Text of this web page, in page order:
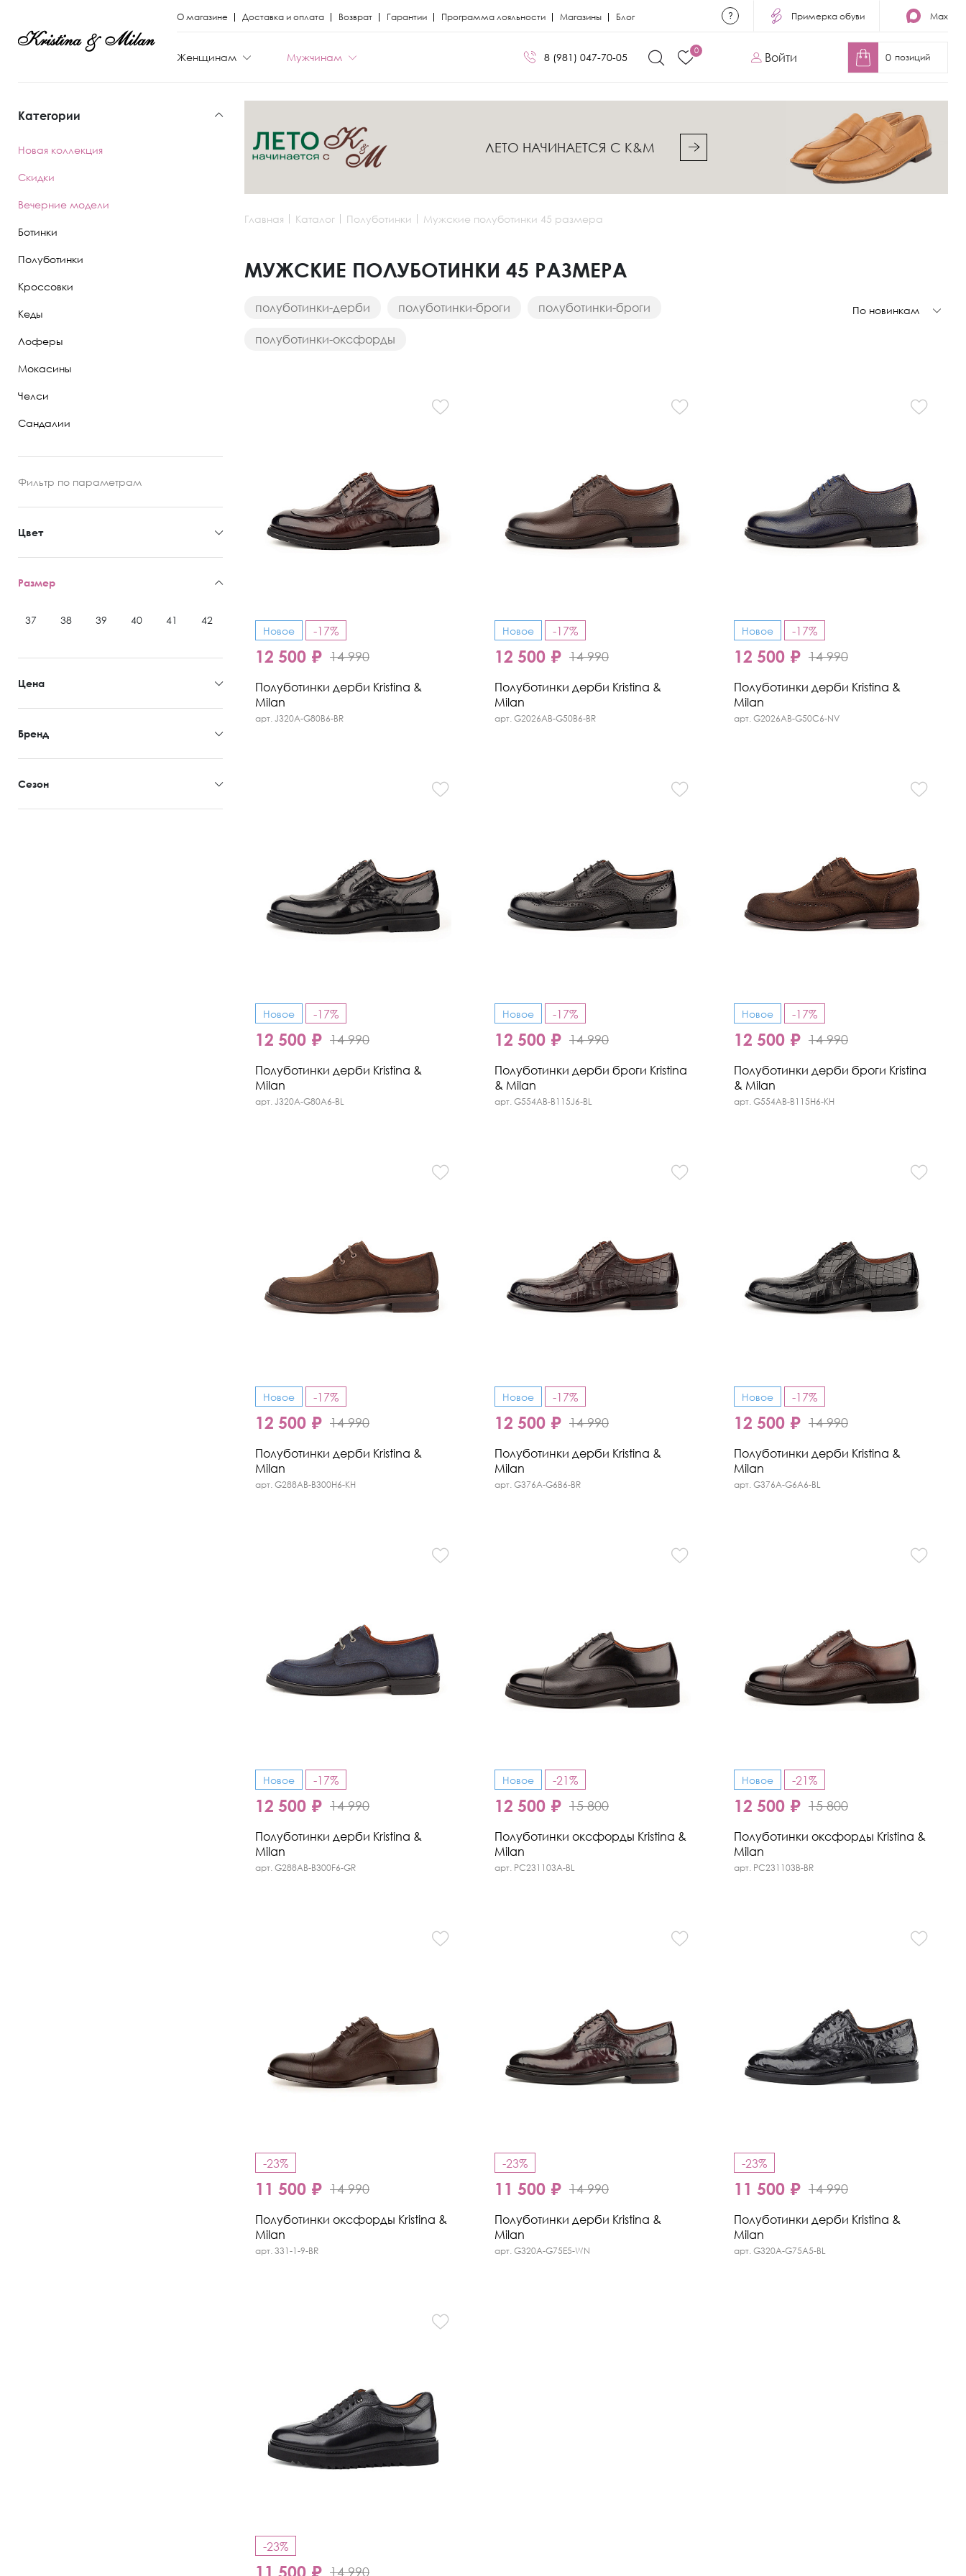
О магазине Доставка и оплата Возврат Гарантии Программа лояльности Магазины Блог Примерка обуви Max
Женщинам
Новая коллекция Ботфорты
Лоферы
Полусапоги
Kristina Milan
Мужчинам
Новая коллекция Кеды
Лоферы
Kristina Milan
8 (981) 047-70-05
0
Войти 0 позиций
Категории
Новая коллекция
Скидки
Вечерние модели
Ботинки
Полуботинки
Кроссовки
Кеды
Лоферы
Мокасины
Челси
Сандалии
Фильтр по параметрам
Цвет
Размер
37 38 39 40 41 42 44 45
Цена
Бренд
Сезон
ЛЕТО НАЧИНАЕТСЯ С K&M
Главная Каталог Полуботинки Мужские полуботинки 45 размера
МУЖСКИЕ ПОЛУБОТИНКИ 45 РАЗМЕРА
полуботинки-дерби полуботинки-броги полуботинки-броги
полуботинки-оксфорды
По новинкам
Новое -17%
12 500 ₽ 14 990
Полуботинки дерби Kristina &
Milan
арт. J320A-G80B6-BR
Новое -17%
12 500 ₽ 14 990
Полуботинки дерби Kristina &
Milan
арт. G2026AB-G50B6-BR
Новое -17%
12 500 ₽ 14 990
Полуботинки дерби Kristina &
Milan
арт. G2026AB-G50C6-NV
Новое -17%
12 500 ₽ 14 990
Полуботинки дерби Kristina &
Milan
арт. J320A-G80A6-BL
Новое -17%
12 500 ₽ 14 990
Полуботинки дерби броги Kristina
& Milan
арт. G554AB-B115J6-BL
Новое -17%
12 500 ₽ 14 990
Полуботинки дерби броги Kristina
& Milan
арт. G554AB-B115H6-KH
Новое -17%
12 500 ₽ 14 990
Полуботинки дерби Kristina &
Milan
арт. G288AB-B300H6-KH
Новое -17%
12 500 ₽ 14 990
Полуботинки дерби Kristina &
Milan
арт. G376A-G6B6-BR
Новое -17%
12 500 ₽ 14 990
Полуботинки дерби Kristina &
Milan
арт. G376A-G6A6-BL
Новое -17%
12 500 ₽ 14 990
Полуботинки дерби Kristina &
Milan
арт. G288AB-B300F6-GR
Новое -21%
12 500 ₽ 15 800
Полуботинки оксфорды Kristina &
Milan
арт. PC231103A-BL
Новое -21%
12 500 ₽ 15 800
Полуботинки оксфорды Kristina &
Milan
арт. PC231103B-BR
-23%
11 500 ₽ 14 990
Полуботинки оксфорды Kristina &
Milan
арт. 331-1-9-BR
-23%
11 500 ₽ 14 990
Полуботинки дерби Kristina &
Milan
арт. G320A-G75E5-WN
-23%
11 500 ₽ 14 990
Полуботинки дерби Kristina &
Milan
арт. G320A-G75A5-BL
-23%
11 500 ₽ 14 990